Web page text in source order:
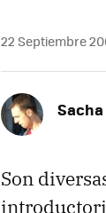
22 Septiembre
Son